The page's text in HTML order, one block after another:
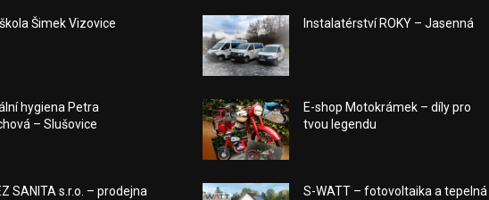
Šimek Vizovice
hygiena Petra
– Slušovice
SANITA s.r.o. – prodejna
Instalatérství ROKY – Jasenná
E-shop Motokrámek – díly pro
tvou legendu
S-WATT – fotovoltaika a tepelná